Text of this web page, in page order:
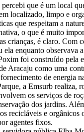
que é um local
localizado, limpo e
que respeitam a
o que é muito
crianças, é claro. Com
ela enquanto observava
foi construído pela
Aracaju como uma
de energia
a Emsurb realiza,
os serviços de
dos jardins.
recicláveis e orgânicos
agentes fixos.